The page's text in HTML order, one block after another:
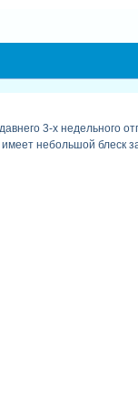
3-х недельного
небольшой блеск